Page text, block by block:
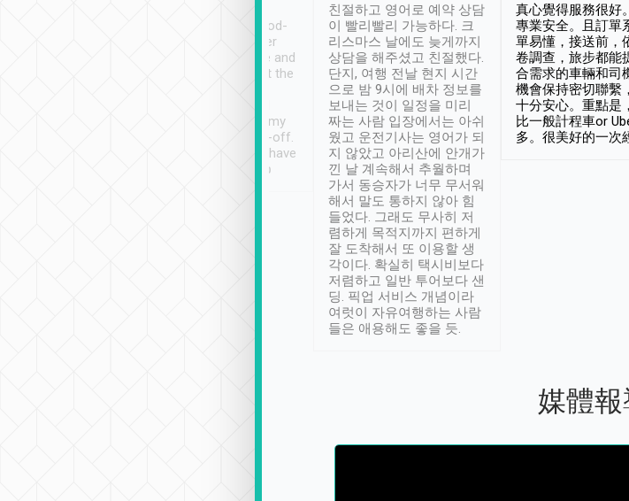
service, vehicles in good-
condition and the driver
service was awesome and
thoughtful. Driver went the
have safely arrived at my
destination after drop-off.
Definitely something I have
not seen elsewhere 👍
친절하고 영어로 예약 상담
이 빨리빨리 가능하다. 크
리스마스 날에도 늦게까지
상담을 해주셨고 친절했다.
단지, 여행 전날 현지 시간
으로 밤 9시에 배차 정보를
보내는 것이 일정을 미리
짜는 사람 입장에서는 아쉬
웠고 운전기사는 영어가 되
지 않았고 아리산에 안개가
낀 날 계속해서 추월하며
가서 동승자가 너무 무서워
해서 말도 통하지 않아 힘
들었다. 그래도 무사히 저
렴하게 목적지까지 편하게
잘 도착해서 또 이용할 생
각이다. 확실히 택시비보다
저렴하고 일반 투어보다 샌
딩. 픽업 서비스 개념이라
여럿이 자유여행하는 사람
들은 애용해도 좋을 듯.
真心覺得服務很好
專業安全。且訂單
單易懂，接送前，
卷調查，旅步都能
合需求的車輛和司
機會保持密切聯繫
十分安心。重點是
比一般計程車or
多。很美好的一次
媒體